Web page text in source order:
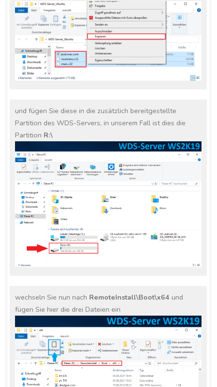
und fügen Sie diese in die zusätzlich bereitgestellte
Partition des WDS-Servers, in unserem Fall ist dies die
Partition R:\
wechseln Sie nun nach RemoteInstall\Boot\x64 und
fügen Sie hier die drei Dateien ein